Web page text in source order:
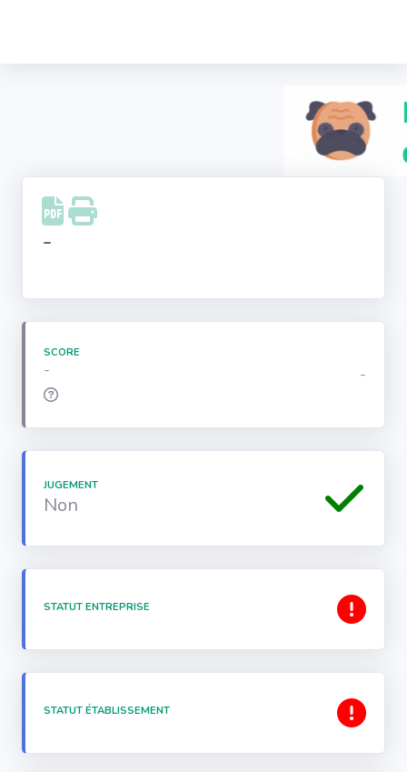
Facebook
Instagram
-
SCORE
- -
JUGEMENT
Non
STATUT ENTREPRISE
STATUT ÉTABLISSEMENT